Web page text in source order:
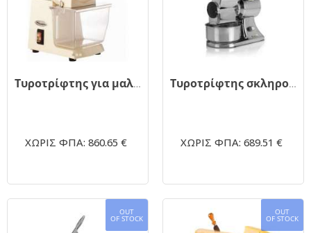
Τυροτρίφτης για μαλακά και σκληρά τυριά SANTOS 02
ΧΩΡΙΣ ΦΠΑ: 860.65 €
Τυροτρίφτης σκληρού τυριού Fama GS κύλινδρος 1hp
ΧΩΡΙΣ ΦΠΑ: 689.51 €
OUT
OF STOCK
OUT
OF STOCK